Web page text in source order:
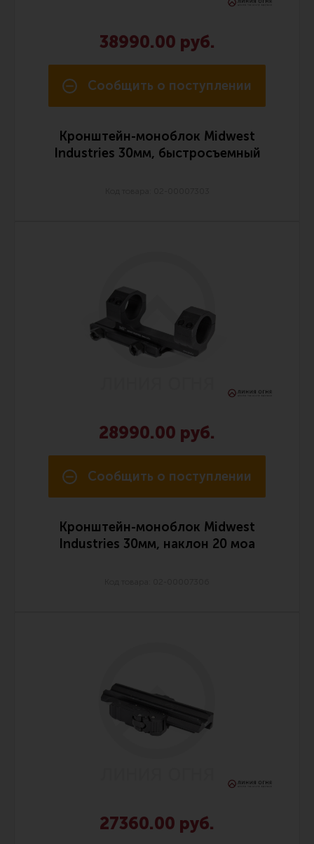
38990.00 руб.
Сообщить о поступлении
Кронштейн-моноблок Midwest
Industries 30мм, быстросъемный
28990.00 руб.
Сообщить о поступлении
Кронштейн-моноблок Midwest
Industries 30мм, наклон 20 моа
27360.00 руб.